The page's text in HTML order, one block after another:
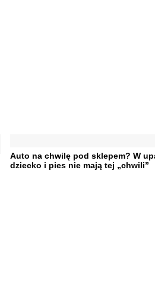
Auto na chwilę pod sklepem? W
dziecko i pies nie mają tej „chwili”